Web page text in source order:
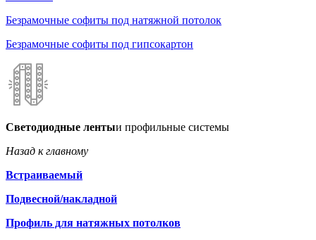
Безрамочные софиты под натяжной потолок
Безрамочные софиты под гипсокартон
Светодиодные лентыи профильные системы
Назад к главному
Встраиваемый
Подвесной/накладной
Профиль для натяжных потолков